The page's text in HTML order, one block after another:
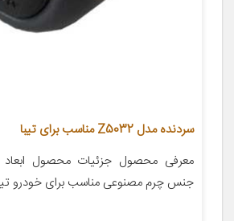
سردنده مدل Z5032 مناسب برای تیبا
جنس چرم مصنوعی مناسب برای خودرو تیبا